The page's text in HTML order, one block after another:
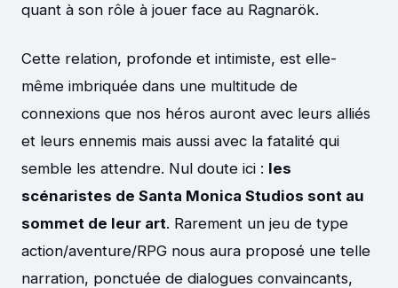
quant à son rôle à jouer face au Ragnarök.
Cette relation, profonde et intimiste, est elle-
même imbriquée dans une multitude de
connexions que nos héros auront avec leurs alliés
et leurs ennemis mais aussi avec la fatalité qui
semble les attendre. Nul doute ici : les
scénaristes de Santa Monica Studios sont au
sommet de leur art. Rarement un jeu de type
action/aventure/RPG nous aura proposé une telle
narration, ponctuée de dialogues convaincants,